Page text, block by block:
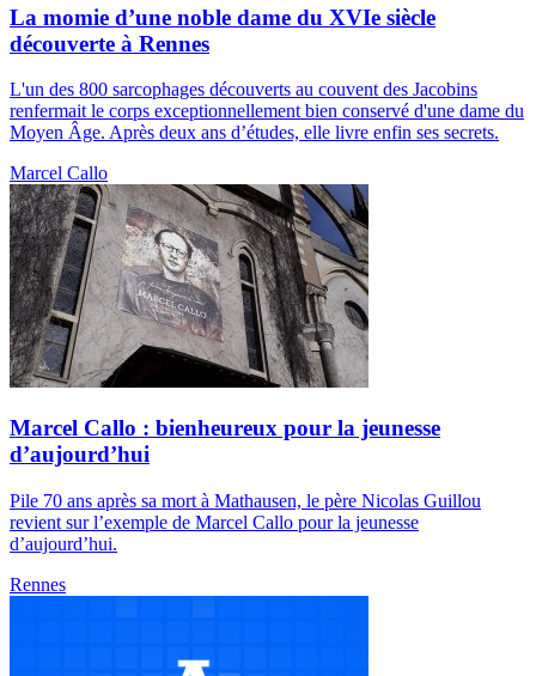
La momie d’une noble dame du XVIe siècle
découverte à Rennes
L'un des 800 sarcophages découverts au couvent des Jacobins
renfermait le corps exceptionnellement bien conservé d'une dame du
Moyen Âge. Après deux ans d’études, elle livre enfin ses secrets.
Marcel Callo
Marcel Callo : bienheureux pour la jeunesse
d’aujourd’hui
Pile 70 ans après sa mort à Mathausen, le père Nicolas Guillou
revient sur l’exemple de Marcel Callo pour la jeunesse
d’aujourd’hui.
Rennes